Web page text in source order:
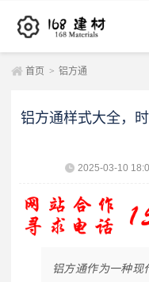
首页 > 铝方通
铝方通样式大全，
2025-03-10
铝方通作为一种现